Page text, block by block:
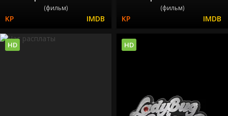
(фильм) (фильм)
HD HD